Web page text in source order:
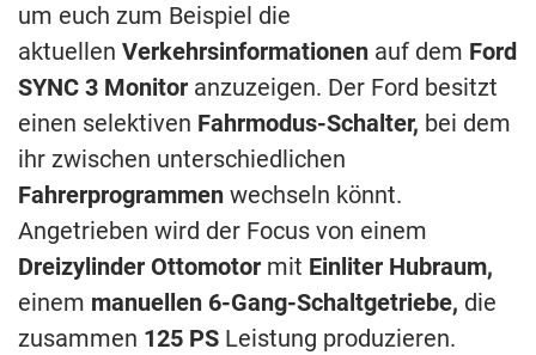
um euch zum Beispiel die
aktuellen Verkehrsinformationen auf dem Ford
SYNC 3 Monitor anzuzeigen. Der Ford besitzt
einen selektiven Fahrmodus-Schalter, bei dem
ihr zwischen unterschiedlichen
Fahrerprogrammen wechseln könnt.
Angetrieben wird der Focus von einem
Dreizylinder Ottomotor mit Einliter Hubraum,
einem manuellen 6-Gang-Schaltgetriebe, die
zusammen 125 PS Leistung produzieren.